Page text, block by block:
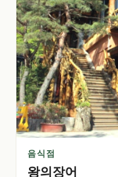
음식점
왕의장어